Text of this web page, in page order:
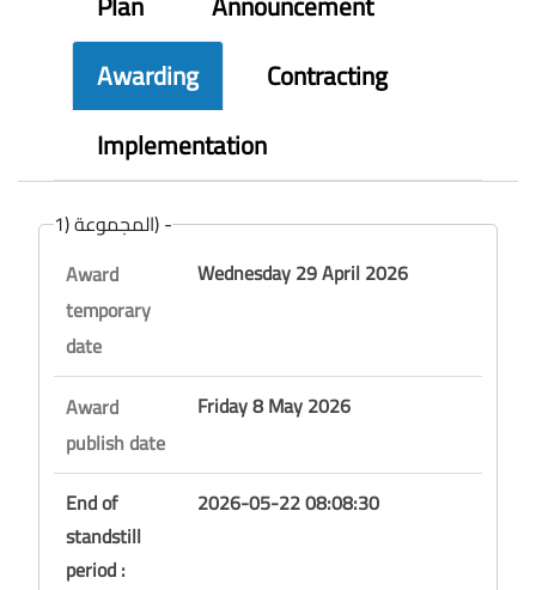
Awarding
Contracting
Implementation
المجموعة (1) -
Award
temporary
date
Wednesday 29 April 2026
Award
publish date
Friday 8 May 2026
End of
standstill
period :
2026-05-22 08:08:30